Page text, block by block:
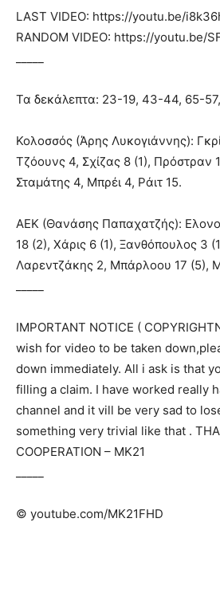
LAST VIDEO: https://youtu.be/
RANDOM VIDEO: https://youtu.be/
Τα δεκάλεπτα: 23-19, 43-44, 65-
Κολοσσός (Άρης Λυκογιάννης):
Τζόουνς 4, Σχίζας 8 (1), Πρόστραν
Σταμάτης 4, Μπρέι 4, Ράιτ 15.
ΑΕΚ (Θανάσης Παπαχατζής):
18 (2), Χάρις 6 (1), Ξανθόπουλος 3
Λαρεντζάκης 2, Μπάρλοου 17 (5),
IMPORTANT NOTICE (
wish for video to be taken
down immediately. All i ask is that
filling a claim. I have worked really
channel and it vill be very sad to
something very trivial like that .
COOPERATION – ΜΚ21
© youtube.com/MK21FHD